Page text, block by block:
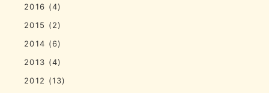
2016 (4)
2015 (2)
2014 (6)
2013 (4)
2012 (13)